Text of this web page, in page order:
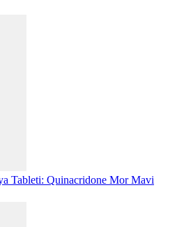
Tableti: Quinacridone Mor Mavi